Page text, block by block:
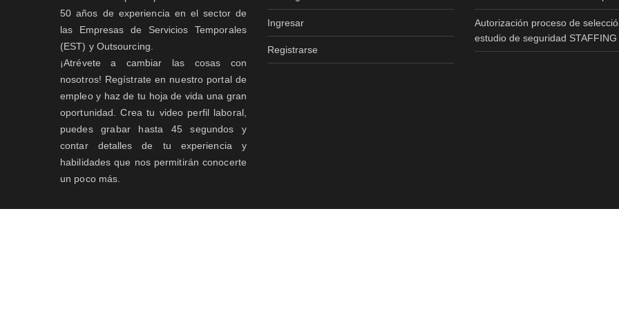
50 años de experiencia en el sector de
las Empresas de Servicios Temporales
(EST) y Outsourcing.
¡Atrévete a cambiar las cosas con
nosotros! Regístrate en nuestro portal de
empleo y haz de tu hoja de vida una gran
oportunidad. Crea tu video perfil laboral,
puedes grabar hasta 45 segundos y
contar detalles de tu experiencia y
habilidades que nos permitirán conocerte
un poco más.
Ingresar
Registrarse
Autorización proceso de
estudio de seguridad STAFFING